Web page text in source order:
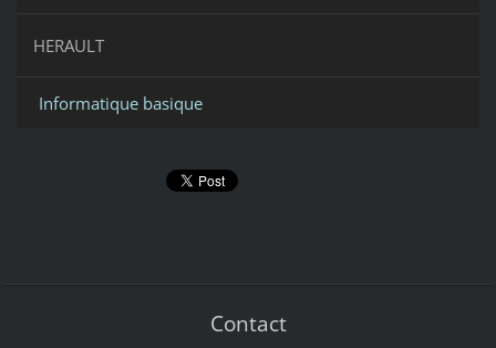
HERAULT
Informatique basique
Contact